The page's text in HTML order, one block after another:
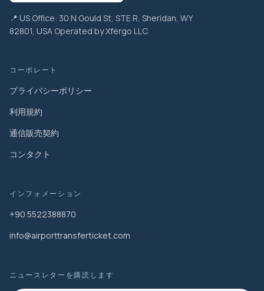
📍 US Office: 30 N Gould St, STE R, Sheridan, WY
82801, USA Operated by Xfergo LLC
コーポレート
プライバシーポリシー
利用規約
通信販売契約
コンタクト
インフォメーション
+90 5522388870
info@airporttransferticket.com
ニュースレターを購読します